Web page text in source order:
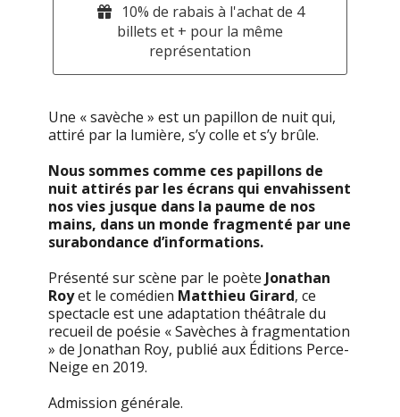
10% de rabais à l'achat de 4
billets et + pour la même
représentation
Une « savèche » est un papillon de nuit qui,
attiré par la lumière, s’y colle et s’y brûle.
Nous sommes comme ces papillons de
nuit attirés par les écrans qui envahissent
nos vies jusque dans la paume de nos
mains, dans un monde fragmenté par une
surabondance d’informations.
Présenté sur scène par le poète Jonathan
Royet le comédien Matthieu Girard, ce
spectacle est une adaptation théâtrale du
recueil de poésie « Savèches à fragmentation
» de Jonathan Roy, publié aux Éditions Perce-
Neige en 2019.
Admission générale.